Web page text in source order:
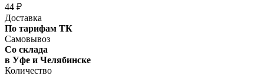
44 ₽
Доставка
По тарифам ТК
Самовывоз
Со склада
в Уфе и Челябинске
Количество